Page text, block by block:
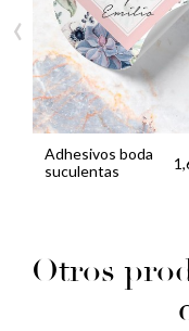
Adhesivos boda
suculentas
‹
Otros